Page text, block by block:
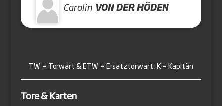
Carolin VON DER HÖDEN
TW = Torwart & ETW = Ersatztorwart, K = Kapitän
Tore & Karten